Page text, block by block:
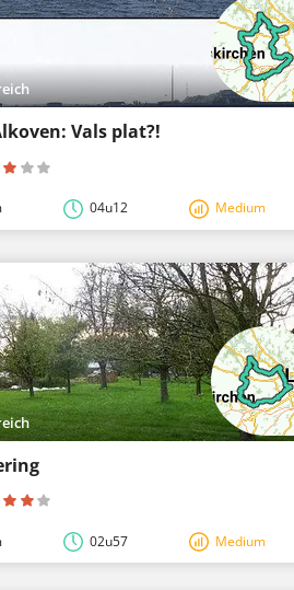
Vals plat?!
04u12 Medium
02u57 Medium